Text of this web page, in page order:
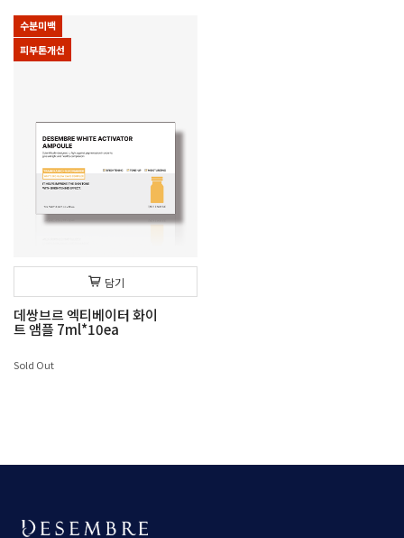
수분미백
피부톤개선
담기
데쌍브르 엑티베이터 화이
트 앰플 7ml*10ea
Sold Out